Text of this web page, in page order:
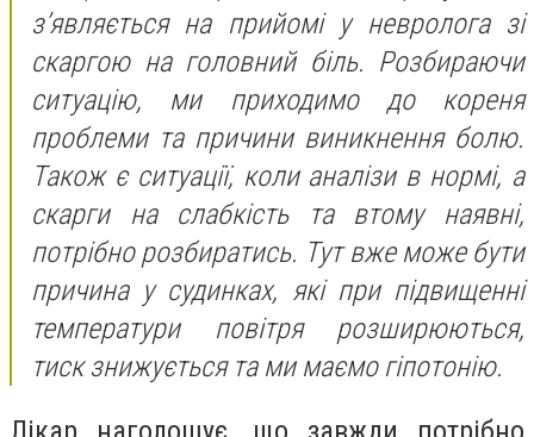
з’являється на прийомі у невролога зі
скаргою на головний біль. Розбираючи
ситуацію, ми приходимо до кореня
проблеми та причини виникнення болю.
Також є ситуації, коли аналізи в нормі, а
скарги на слабкість та втому наявні,
потрібно розбиратись. Тут вже може бути
причина у судинках, які при підвищенні
температури повітря розширюються,
тиск знижується та ми маємо гіпотонію.